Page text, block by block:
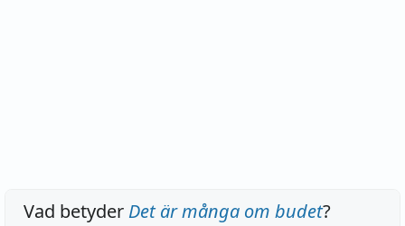
Vad betyder Det är många om budet?